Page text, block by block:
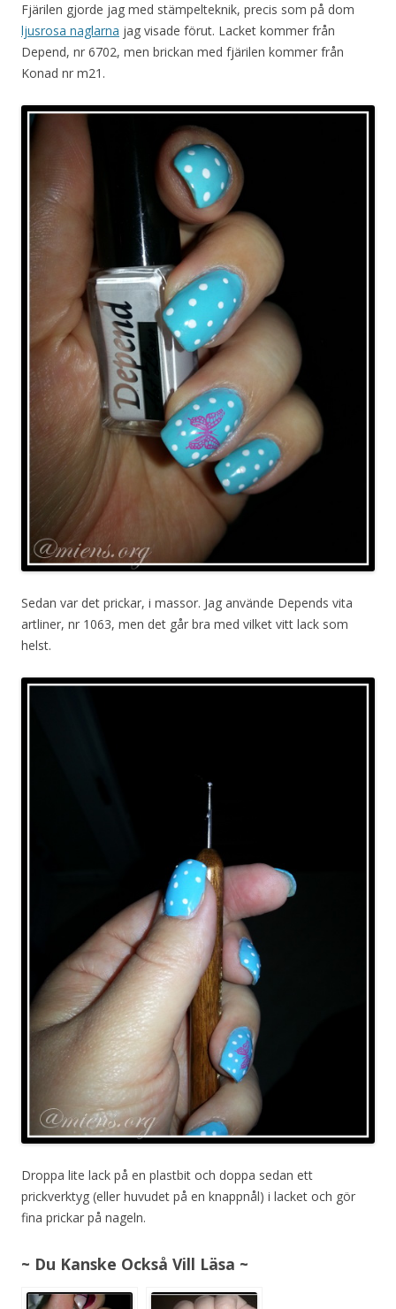
Fjärilen gjorde jag med stämpelteknik, precis som på dom
ljusrosa naglarna jag visade förut. Lacket kommer från
Depend, nr 6702, men brickan med fjärilen kommer från
Konad nr m21.
Sedan var det prickar, i massor. Jag använde Depends vita
artliner, nr 1063, men det går bra med vilket vitt lack som
helst.
Droppa lite lack på en plastbit och doppa sedan ett
prickverktyg (eller huvudet på en knappnål) i lacket och gör
fina prickar på nageln.
~ Du Kanske Också Vill Läsa ~